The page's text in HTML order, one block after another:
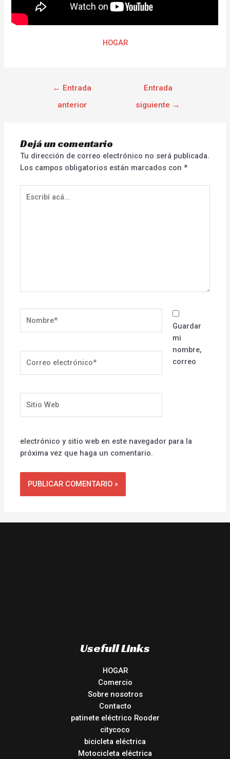
HOGAR
← Entrada
anterior
Entrada
siguiente →
Dejá un comentario
Tu dirección de correo electrónico no será publicada.
Los campos obligatorios están marcados con*
acá...
electrónico*
Web
Guardar
mi
nombre,
correo
electrónico y sitio web en este navegador para la
próxima vez que haga un comentario.
Usefull Links
HOGAR
Comercio
Sobre nosotros
Contacto
patinete eléctrico Rooder
citycoco
bicicleta eléctrica
Motocicleta eléctrica